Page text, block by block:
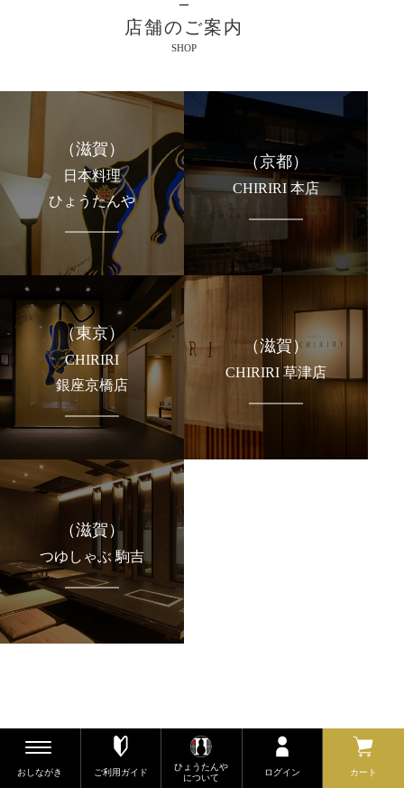
店舗のご案内
SHOP
（滋賀）
日本料理
ひょうたんや
（京都）
CHIRIRI 本店
（東京）
CHIRIRI
銀座京橋店
（滋賀）
CHIRIRI 草津店
（滋賀）
つゆしゃぶ 駒吉
おしながき ご利用ガイド
ひょうたんや
について
ログイン カート